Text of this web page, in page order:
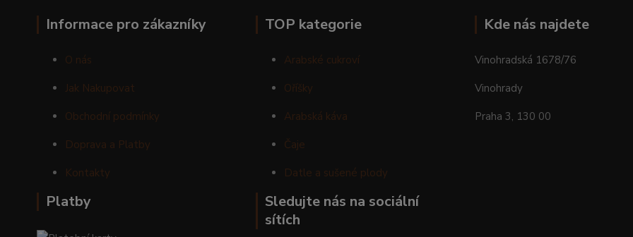
Informace pro zákazníky
O nás
Jak Nakupovat
Obchodní podmínky
Doprava a Platby
Kontakty
Platby
TOP kategorie
Arabské cukroví
Oříšky
Arabská káva
Čaje
Datle a sušené plody
Sledujte nás na sociální
sítích
Kde nás najdete
Vinohradská 1678/76
Vinohrady
Praha 3, 130 00